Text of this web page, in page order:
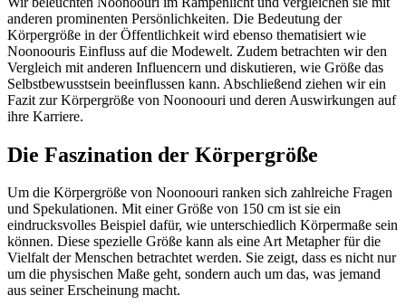
anderen prominenten Persönlichkeiten. Die Bedeutung der
Körpergröße in der Öffentlichkeit wird ebenso thematisiert wie
Noonoouris Einfluss auf die Modewelt. Zudem betrachten wir den
Vergleich mit anderen Influencern und diskutieren, wie Größe das
Selbstbewusstsein beeinflussen kann. Abschließend ziehen wir ein
Fazit zur Körpergröße von Noonoouri und deren Auswirkungen auf
ihre Karriere.
Die Faszination der Körpergröße
Um die Körpergröße von Noonoouri ranken sich zahlreiche Fragen
und Spekulationen. Mit einer Größe von 150 cm ist sie ein
eindrucksvolles Beispiel dafür, wie unterschiedlich Körpermaße sein
können. Diese spezielle Größe kann als eine Art Metapher für die
Vielfalt der Menschen betrachtet werden. Sie zeigt, dass es nicht nur
um die physischen Maße geht, sondern auch um das, was jemand
aus seiner Erscheinung macht.